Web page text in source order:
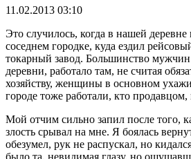
11.02.2013 03:10
Это случилось, когда в нашей деревне
соседнем городке, куда ездил
токарный завод. Большинство
деревни, работало там, не считая
хозяйству, женщины в основном
городе тоже работали, кто продавцом,
Мой отчим сильно запил после того,
злость срывал на мне. Я боялась
обезумел, рук не распускал, но
было та, невидимая глазу, но